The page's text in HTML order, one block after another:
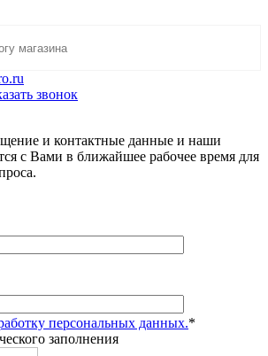
звонок
и контактные данные и наши
с Вами в ближайшее рабочее время для
персональных данных.*
заполнения